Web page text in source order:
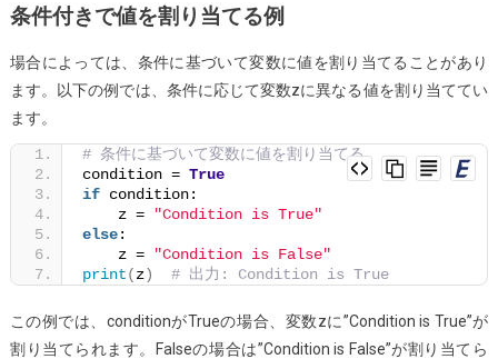
条件付きで値を割り当てる例
場合によっては、条件に基づいて変数に値を割り当てることがあり
ます。以下の例では、条件に応じて変数zに異なる値を割り当ててい
ます。
# 条件に基づいて変数に値を割り当てる
condition = True
if condition:
    z =
"Condition is True"
else:
    z =
"Condition is False"
print(z) # 出力: Condition is True
この例では、conditionがTrueの場合、変数zに”Condition is True”が
割り当てられます。Falseの場合は”Condition is False”が割り当てら